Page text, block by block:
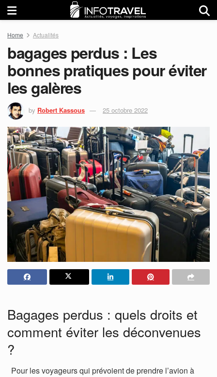
Home Actualités
bagages perdus : Les
bonnes pratiques pour éviter
les galères
by Robert Kassous 25 octobre 2022
Bagages perdus : quels droits et
comment éviter les déconvenues
?
Pour les voyageurs qui prévoient de prendre l’avion à